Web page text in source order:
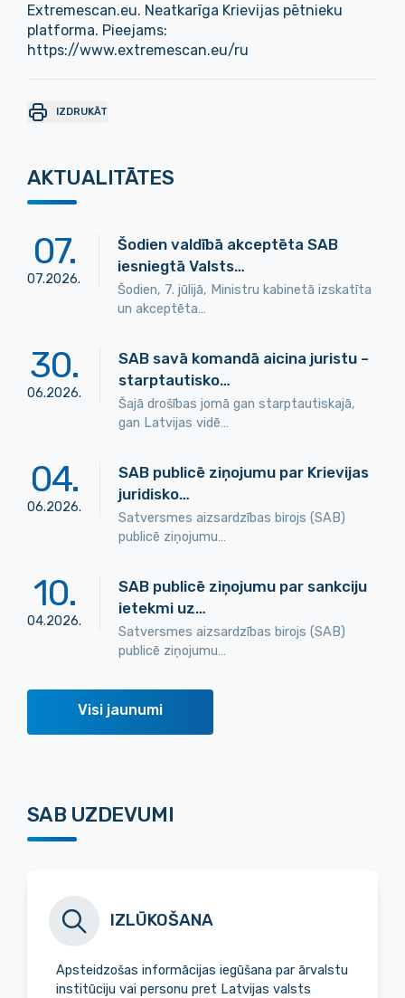
Extremescan.eu. Neatkarīga Krievijas pētnieku
platforma. Pieejams:
https://www.extremescan.eu/ru
IZDRUKĀT
AKTUALITĀTES
07.
07.2026.
Šodien valdībā akceptēta SAB
iesniegtā Valsts…
Šodien, 7. jūlijā, Ministru kabinetā izskatīta
un akceptēta…
30.
06.2026.
SAB savā komandā aicina juristu –
starptautisko…
Šajā drošības jomā gan starptautiskajā,
gan Latvijas vidē…
04.
06.2026.
SAB publicē ziņojumu par Krievijas
juridisko…
Satversmes aizsardzības birojs (SAB)
publicē ziņojumu…
10.
04.2026.
SAB publicē ziņojumu par sankciju
ietekmi uz…
Satversmes aizsardzības birojs (SAB)
publicē ziņojumu…
Visi jaunumi
SAB UZDEVUMI
IZLŪKOŠANA
Apsteidzošas informācijas iegūšana par ārvalstu
institūciju vai personu pret Latvijas valsts